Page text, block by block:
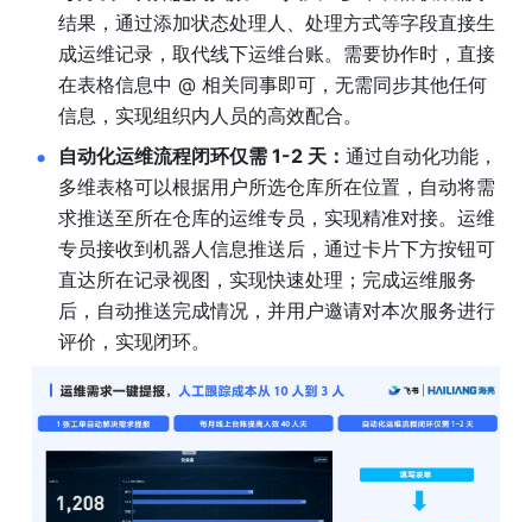
结果，通过添加状态处理人、处理方式等字段直接生
成运维记录，取代线下运维台账。需要协作时，直接
在表格信息中 @ 相关同事即可，无需同步其他任何
信息，实现组织内人员的高效配合。
自动化运维流程闭环仅需 1-2 天： 通过自动化功能，
多维表格可以根据用户所选仓库所在位置，自动将需
求推送至所在仓库的运维专员，实现精准对接。运维
专员接收到机器人信息推送后，通过卡片下方按钮可
直达所在记录视图，实现快速处理；完成运维服务
后，自动推送完成情况，并用户邀请对本次服务进行
评价，实现闭环。